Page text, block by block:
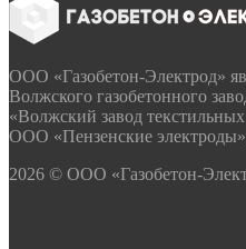
ООО «Газобетон-Электрод»
Волжского газобетонного
«Волжский завод
ООО «Пензенские
2026 © ООО «Газобетон-